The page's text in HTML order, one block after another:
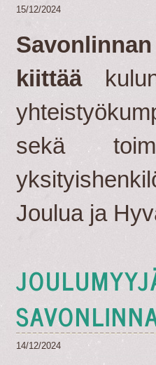
15/12/2024
kiittää
sekä
Joulua ja
14/12/2024